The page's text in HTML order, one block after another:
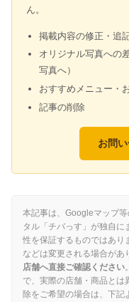
ん。
掲載内容の修正・追
オリジナル写真への
写真へ）
おすすめメニュー・
記事の削除
お問
本記事は、Googleマップ
タル「チバっす」が独自
性を保証するものではあり
などは変更される場合があ
店舗へ直接ご確認ください
で、実際の店舗・商品とは
除をご希望の場合は、下記